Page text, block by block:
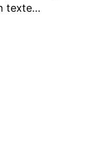
texte…